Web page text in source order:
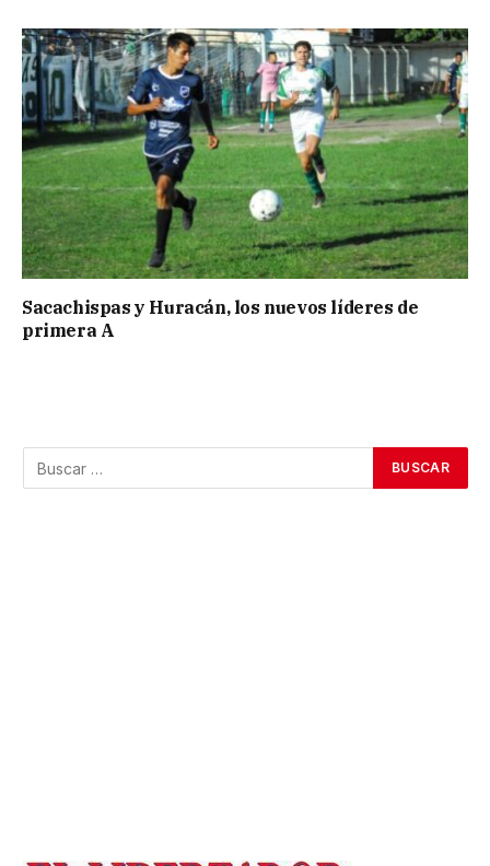
Sacachispas y Huracán, los nuevos líderes de
primera A